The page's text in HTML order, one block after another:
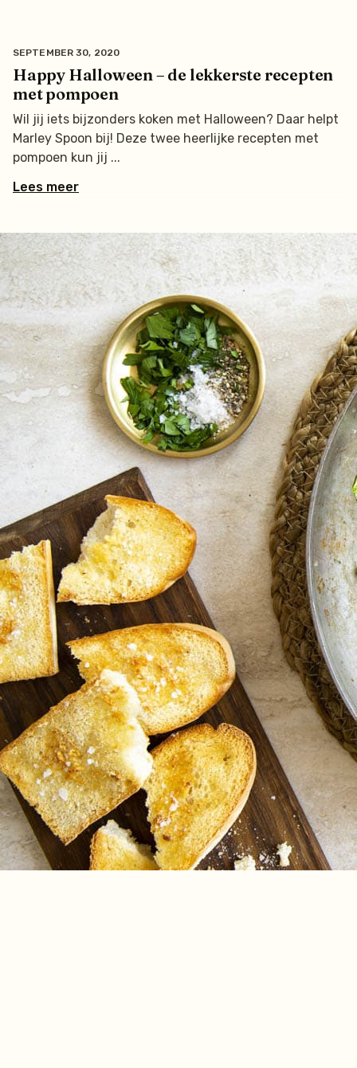
Happy Halloween – de lekkerste recepten
met pompoen
SEPTEMBER 30, 2020
Wil jij iets bijzonders koken met Halloween? Daar helpt
Marley Spoon bij! Deze twee heerlijke recepten met
pompoen kun jij
Lees meer